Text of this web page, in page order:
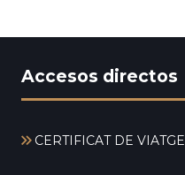
Accesos directos
CERTIFICAT DE VIATGE